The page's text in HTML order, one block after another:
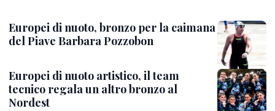
Europei di nuoto, bronzo per la caimana
del Piave Barbara Pozzobon
Europei di nuoto artistico, il team
tecnico regala un altro bronzo al
Nordest